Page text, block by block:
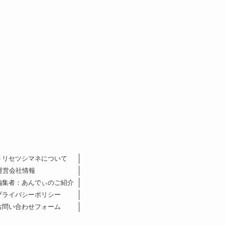
リセツシマネについて
営会社情報
集者：あんでぃのご紹介
ライバシーポリシー
問い合わせフォーム